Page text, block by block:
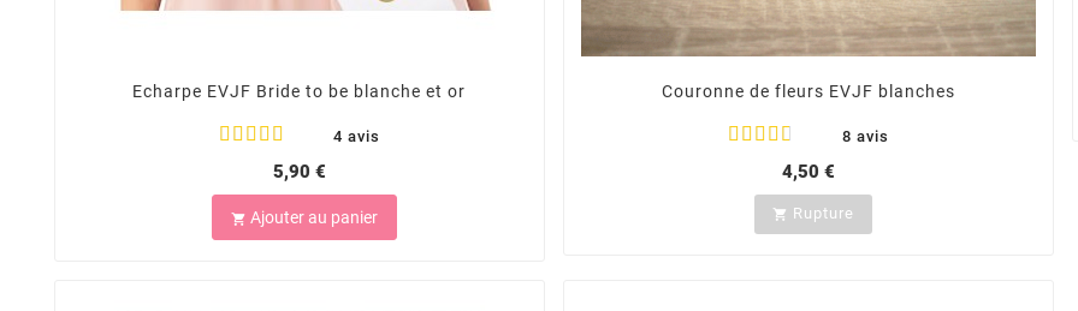
Echarpe EVJF Bride to be blanche et or
4 avis
5,90 €
 Ajouter au panier
Couronne de fleurs EVJF blanches
8 avis
4,50 €
 Rupture